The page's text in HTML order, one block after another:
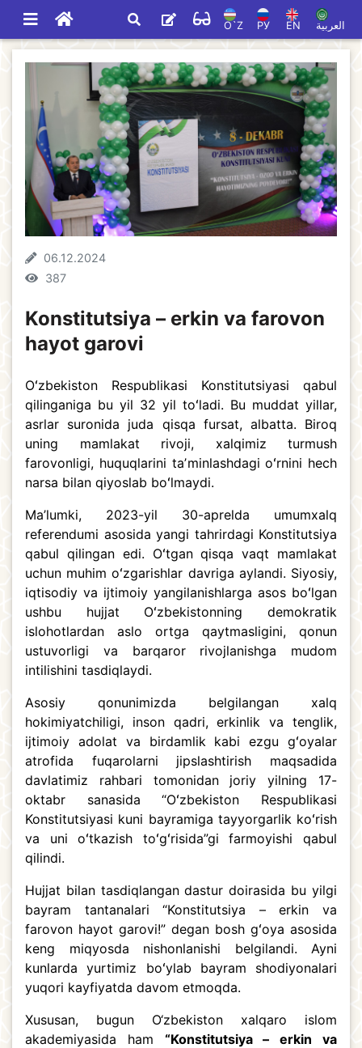
O`Z РУ EN العربية
06.12.2024
387
Konstitutsiya – erkin va farovon
hayot garovi
Oʻzbekiston Respublikasi Konstitutsiyasi qabul
qilinganiga bu yil 32 yil toʻladi. Bu muddat yillar,
asrlar suronida juda qisqa fursat, albatta. Biroq
uning mamlakat rivoji, xalqimiz turmush
farovonligi, huquqlarini taʼminlashdagi oʻrnini hech
narsa bilan qiyoslab boʻlmaydi.
Ma’lumki, 2023-yil 30-aprelda umumxalq
referendumi asosida yangi tahrirdagi Konstitutsiya
qabul qilingan edi. Oʻtgan qisqa vaqt mamlakat
uchun muhim oʻzgarishlar davriga aylandi. Siyosiy,
iqtisodiy va ijtimoiy yangilanishlarga asos boʻlgan
ushbu hujjat Oʻzbekistonning demokratik
islohotlardan aslo ortga qaytmasligini, qonun
ustuvorligi va barqaror rivojlanishga mudom
intilishini tasdiqlaydi.
Asosiy qonunimizda belgilangan xalq
hokimiyatchiligi, inson qadri, erkinlik va tenglik,
ijtimoiy adolat va birdamlik kabi ezgu gʻoyalar
atrofida fuqarolarni jipslashtirish maqsadida
davlatimiz rahbari tomonidan joriy yilning 17-
oktabr sanasida “Oʻzbekiston Respublikasi
Konstitutsiyasi kuni bayramiga tayyorgarlik koʻrish
va uni oʻtkazish toʻgʻrisida”gi farmoyishi qabul
qilindi.
Hujjat bilan tasdiqlangan dastur doirasida bu yilgi
bayram tantanalari “Konstitutsiya – erkin va
farovon hayot garovi!” degan bosh gʻoya asosida
keng miqyosda nishonlanishi belgilandi. Ayni
kunlarda yurtimiz boʻylab bayram shodiyonalari
yuqori kayfiyatda davom etmoqda.
Xususan, bugun O‘zbekiston xalqaro islom
akademiyasida ham “Konstitutsiya – erkin va